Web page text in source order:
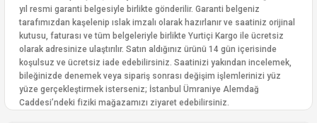
yıl resmi garanti belgesiyle birlikte gönderilir. Garanti belgeniz
tarafımızdan kaşelenip ıslak imzalı olarak hazırlanır ve saatiniz orijinal
kutusu, faturası ve tüm belgeleriyle birlikte Yurtiçi Kargo ile ücretsiz
olarak adresinize ulaştırılır. Satın aldığınız ürünü 14 gün içerisinde
koşulsuz ve ücretsiz iade edebilirsiniz. Saatinizi yakından incelemek,
bileğinizde denemek veya sipariş sonrası değişim işlemlerinizi yüz
yüze gerçekleştirmek isterseniz; İstanbul Ümraniye Alemdağ
Caddesi’ndeki fiziki mağazamızı ziyaret edebilirsiniz.